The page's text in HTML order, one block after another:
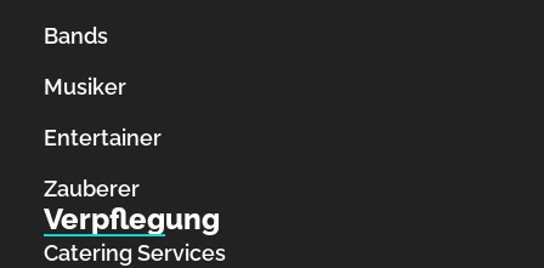
Bands
Musiker
Entertainer
Zauberer
Verpflegung
Catering Services